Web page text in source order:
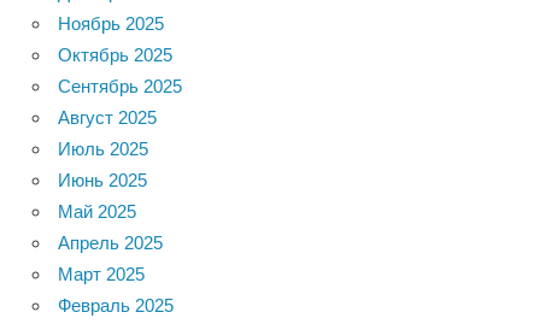
Ноябрь 2025
Октябрь 2025
Сентябрь 2025
Август 2025
Июль 2025
Июнь 2025
Май 2025
Апрель 2025
Март 2025
Февраль 2025